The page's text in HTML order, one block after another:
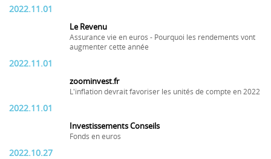
2022.11.01
Le Revenu
Assurance vie en euros - Pourquoi les rendements vont
augmenter cette année
2022.11.01
zoominvest.fr
L'inflation devrait favoriser les unités de compte en 2022
2022.11.01
Investissements Conseils
Fonds en euros
2022.10.27